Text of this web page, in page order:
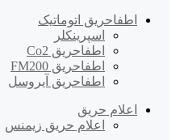
اطفاحریق اتوماتیک
اسپرینکلر
اطفاحریق Co2
اطفاحریق FM200
اطفاحریق آیروسل
اعلام حریق
اعلام حریق زیمنس